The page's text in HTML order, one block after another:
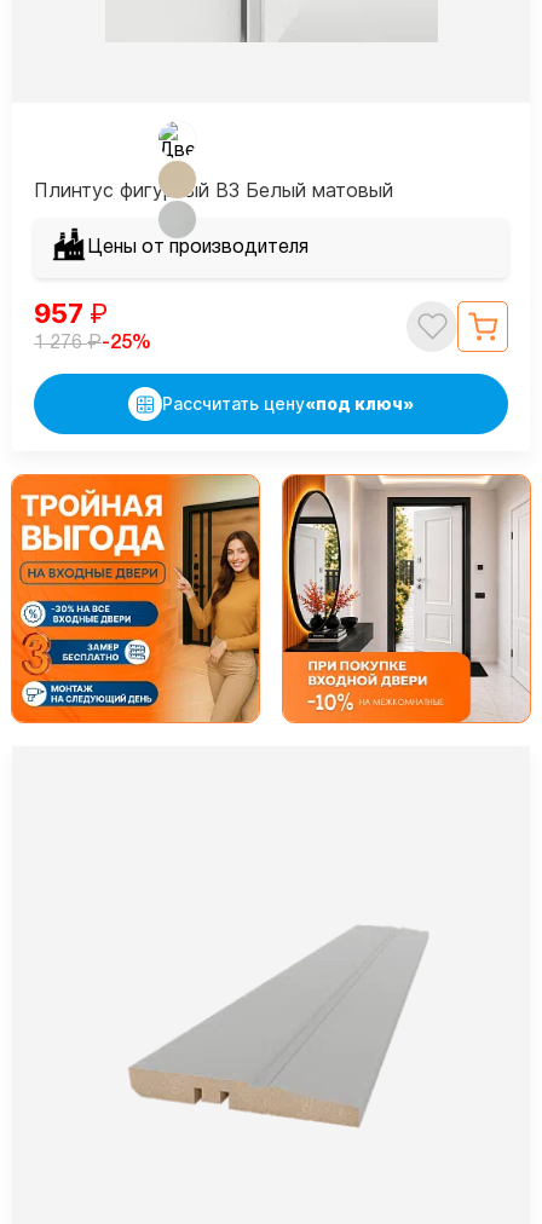
Плинтус фигурный В3 Белый матовый
Цены от производителя
957 ₽
1 276₽-25%
Рассчитать цену«под ключ»